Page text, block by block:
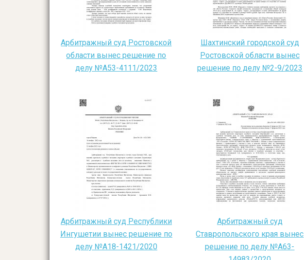
Арбитражный суд Ростовской
области вынес решение по
делу №А53-4111/2023
Шахтинский городской суд
Ростовской области вынес
решение по делу №2-9/2023
Арбитражный суд Республики
Ингушетии вынес решение по
делу №А18-1421/2020
Арбитражный суд
Ставропольского края вынес
решение по делу №А63-